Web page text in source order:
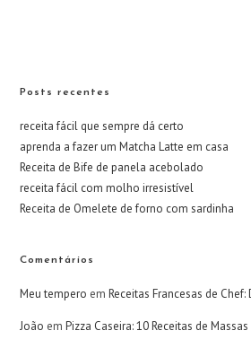
Posts recentes
receita fácil que sempre dá certo
aprenda a fazer um Matcha Latte em casa
Receita de Bife de panela acebolado
receita fácil com molho irresistível
Receita de Omelete de forno com sardinha
Comentários
Meu tempero emReceitas Francesas de
João emPizza Caseira: 10 Receitas de